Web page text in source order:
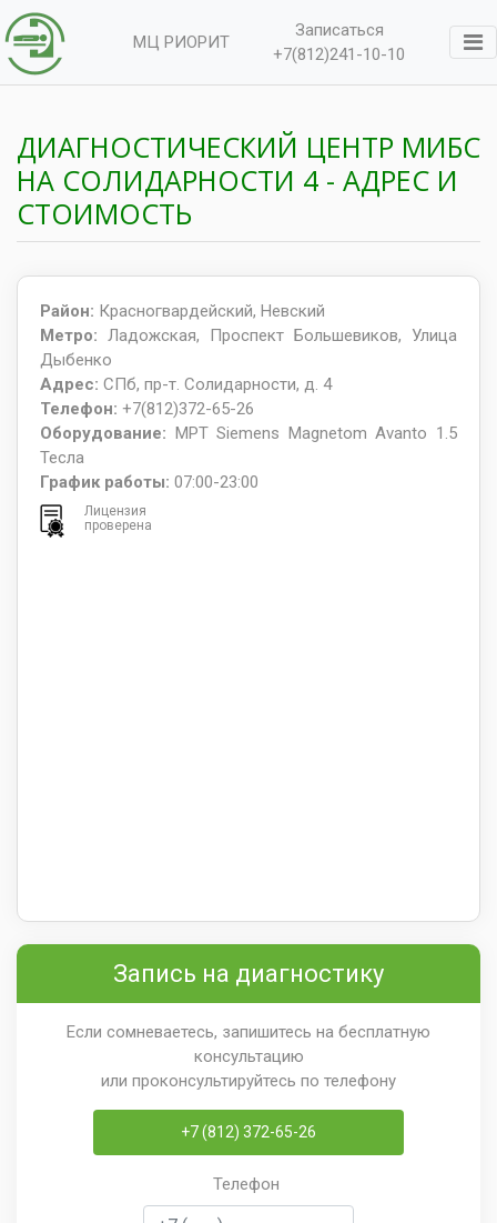
МЦ РИОРИТ
Записаться
+7(812)241-10-10
ДИАГНОСТИЧЕСКИЙ ЦЕНТР МИБС
НА СОЛИДАРНОСТИ 4 - АДРЕС И
СТОИМОСТЬ
Район: Красногвардейский, Невский
Метро: Ладожская, Проспект Большевиков, Улица
Дыбенко
Адрес: СПб, пр-т. Солидарности, д. 4
Телефон: +7(812)372-65-26
Оборудование: МРТ Siemens Magnetom Avanto 1.5
Тесла
График работы: 07:00-23:00
Лицензия
проверена
Запись на диагностику
Если сомневаетесь, запишитесь на бесплатную
консультацию
или проконсультируйтесь по телефону
+7 (812) 372-65-26
Телефон